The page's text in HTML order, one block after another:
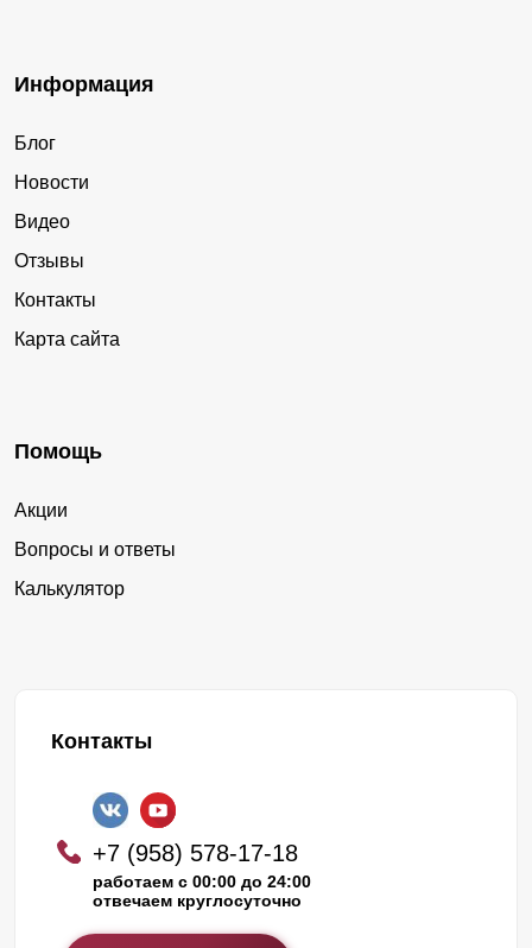
Информация
Блог
Новости
Видео
Отзывы
Контакты
Карта сайта
Помощь
Акции
Вопросы и ответы
Калькулятор
Контакты
+7 (958) 578-17-18
работаем с 00:00 до 24:00
отвечаем круглосуточно